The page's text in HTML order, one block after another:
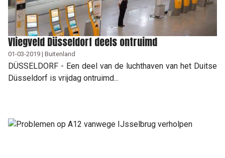
Vliegveld Düsseldorf deels ontruimd
01-03-2019 | Buitenland
DÜSSELDORF - Een deel van de luchthaven van het Duitse
Düsseldorf is vrijdag ontruimd...